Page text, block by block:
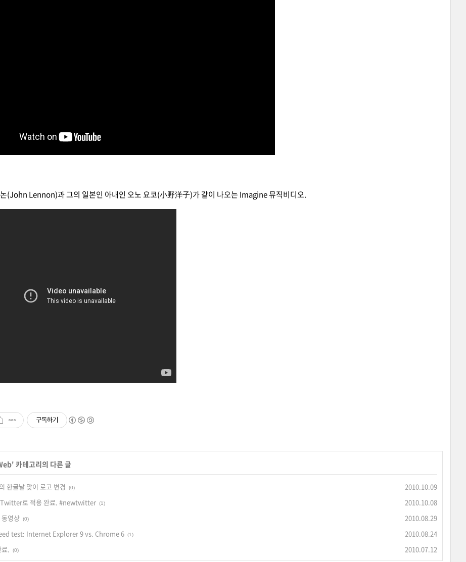
(John Lennon)과 그의 일본인 아내인 오노 요코(小野洋子)가 같이 나오는 Imagine 뮤직비디오.
구독하기
' 카테고리의 다른 글
한글날 맞이 로고 변경 (0)
2010.10.09
로 적용 완료. #newtwitter (1)
2010.10.08
영상 (0)
2010.08.29
test: Internet Explorer 9 vs. Chrome 6 (1)
2010.08.24
.
(0) 2010.07.12